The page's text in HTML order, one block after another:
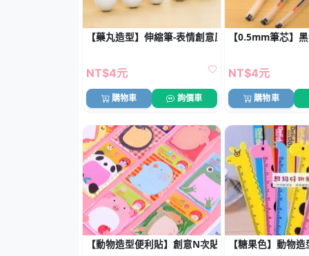
【藥丸造型】伸縮筆-表情創意原子筆
NT$4元
購物車 詢價車
【0.5mm筆芯】
NT$4元
購物車
【動物造型便利貼】創意N次貼-青蛙熊貓記事貼
【糖果色】動物